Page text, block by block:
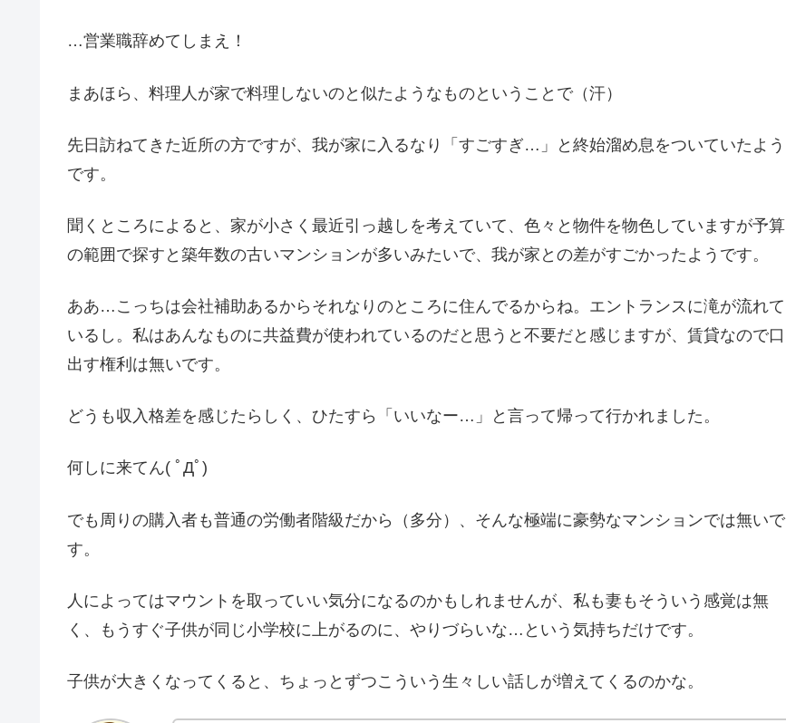
…営業職辞めてしまえ！
まあほら、料理人が家で料理しないのと似たようなものということで（汗）
先日訪ねてきた近所の方ですが、我が家に入るなり「すごすぎ…」と終始溜め息をついていたよう
です。
聞くところによると、家が小さく最近引っ越しを考えていて、色々と物件を物色していますが予算
の範囲で探すと築年数の古いマンションが多いみたいで、我が家との差がすごかったようです。
ああ…こっちは会社補助あるからそれなりのところに住んでるからね。エントランスに滝が流れて
いるし。私はあんなものに共益費が使われているのだと思うと不要だと感じますが、賃貸なので口
出す権利は無いです。
どうも収入格差を感じたらしく、ひたすら「いいなー…」と言って帰って行かれました。
何しに来てん( ﾟДﾟ)
でも周りの購入者も普通の労働者階級だから（多分）、そんな極端に豪勢なマンションでは無いで
す。
人によってはマウントを取っていい気分になるのかもしれませんが、私も妻もそういう感覚は無
く、もうすぐ子供が同じ小学校に上がるのに、やりづらいな…という気持ちだけです。
子供が大きくなってくると、ちょっとずつこういう生々しい話しが増えてくるのかな。